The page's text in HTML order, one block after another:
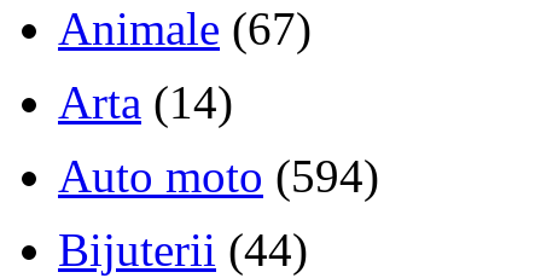
Animale (67)
Arta (14)
Auto moto (594)
Bijuterii (44)